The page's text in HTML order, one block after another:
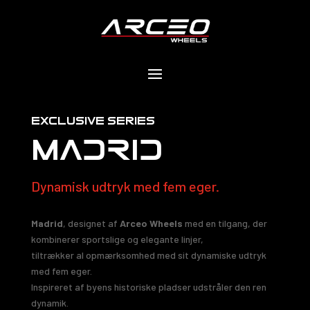
exclusıve serıes
MADRID
Dynamisk udtryk med fem eger.
Madrid, designet af Arceo Wheels med en tilgang, der
kombinerer sportslige og elegante linjer,
tiltrækker al opmærksomhed med sit dynamiske udtryk
med fem eger.
Inspireret af byens historiske pladser udstråler den ren
dynamik.